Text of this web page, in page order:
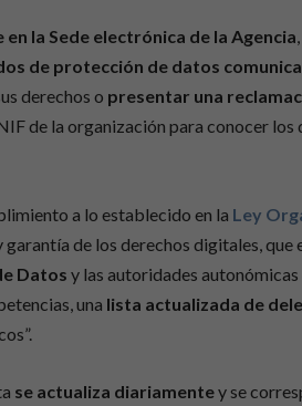
la Sede electrónica de la Agencia
de protección de datos
derechos o presentar una
de la organización para conocer
a lo establecido en la Ley
garantía de los derechos digitales, que
Datos y las autoridades
una lista actualizada de
se actualiza diariamentey se